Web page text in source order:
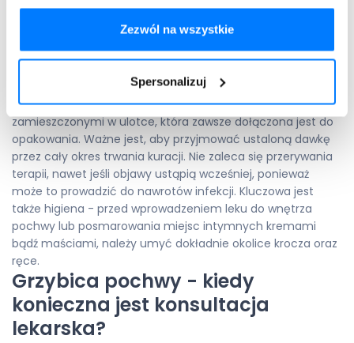
Zezwól na wszystkie
Spersonalizuj
Jak stosować leki na grzybicę
pochwy?
Wszystkie leki przeciwgrzybicze powinny być stosowane
według zaleceń lekarza lub zgodnie z informacjami
zamieszczonymi w ulotce, która zawsze dołączona jest do
opakowania. Ważne jest, aby przyjmować ustaloną dawkę
przez cały okres trwania kuracji. Nie zaleca się przerywania
terapii, nawet jeśli objawy ustąpią wcześniej, ponieważ
może to prowadzić do nawrotów infekcji. Kluczowa jest
także higiena - przed wprowadzeniem leku do wnętrza
pochwy lub posmarowania miejsc intymnych kremami
bądź maściami, należy umyć dokładnie okolice krocza oraz
ręce.
Grzybica pochwy - kiedy
konieczna jest konsultacja
lekarska?